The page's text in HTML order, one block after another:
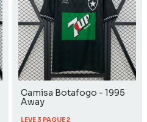
Camisa Botafogo - 1995
Away
LEVE 3 PAGUE 2